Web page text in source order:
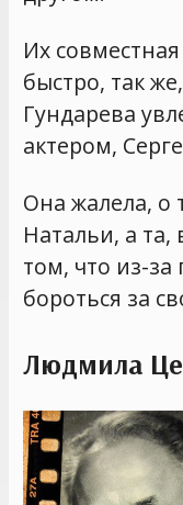
Их
быстро, так
Гундарева
актером,
Она жалела, о
Натальи, а
том, что из-за
бороться за
Людмила